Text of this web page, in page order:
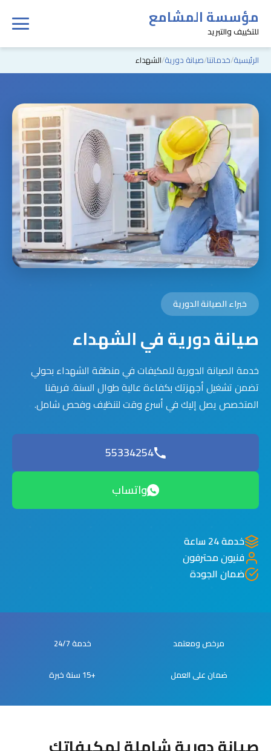
مؤسسة المشامع
للتكييف والتبريد
الرئيسية خدماتنا صيانة دورية الشهداء
خبراء الصيانة الدورية
صيانة دورية في الشهداء
خدمة الصيانة الدورية للمكيفات في منطقة الشهداء بحولي
تضمن تشغيل أجهزتك بكفاءة عالية طوال السنة. فريقنا
المتخصص يصل إليك في أسرع وقت لتنظيف وفحص شامل.
55334254
واتساب
خدمة 24 ساعة
فنيون محترفون
ضمان الجودة
مرخص ومعتمد خدمة 24/7
ضمان على العمل +15 سنة خبرة